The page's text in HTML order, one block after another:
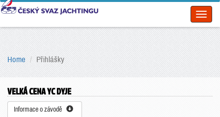
Home Přihlášky
VELKÁ CENA YC DYJE
Informace o závodě